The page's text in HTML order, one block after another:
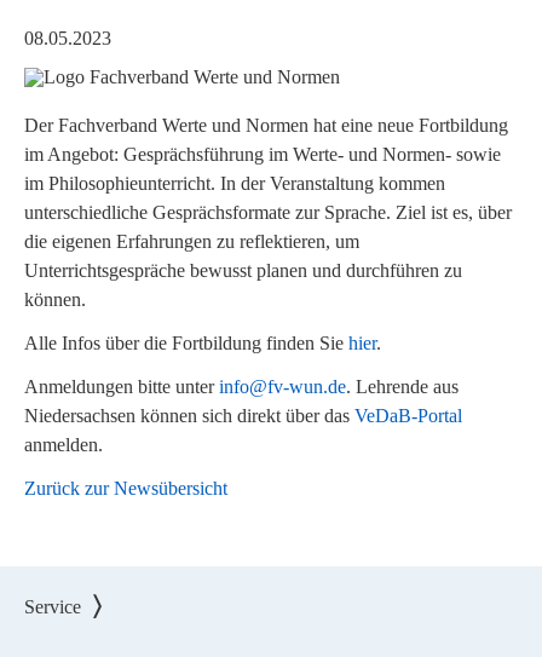
08.05.2023
Der Fachverband Werte und Normen hat eine neue Fortbildung
im Angebot: Gesprächsführung im Werte- und Normen- sowie
im Philosophieunterricht. In der Veranstaltung kommen
unterschiedliche Gesprächsformate zur Sprache. Ziel ist es, über
die eigenen Erfahrungen zu reflektieren, um
Unterrichtsgespräche bewusst planen und durchführen zu
können.
Alle Infos über die Fortbildung finden Sie hier.
Anmeldungen bitte unterinfo@fv-wun.de. Lehrende aus
Niedersachsen können sich direkt über das VeDaB-Portal
anmelden.
Zurück zur Newsübersicht
Service